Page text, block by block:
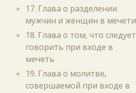
17. Глава о разделении
мужчин и женщин в мечети
18. Глава о том, что следует
говорить при входе в
мечеть
19. Глава о молитве,
совершаемой при входе в